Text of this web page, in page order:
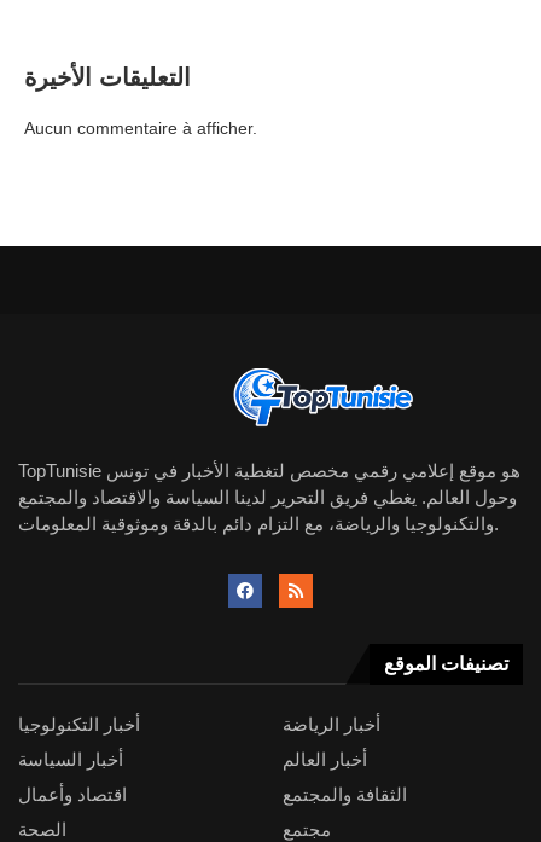
التعليقات الأخيرة
Aucun commentaire à afficher.
TopTunisie هو موقع إعلامي رقمي مخصص لتغطية الأخبار في تونس
وحول العالم. يغطي فريق التحرير لدينا السياسة والاقتصاد والمجتمع
والتكنولوجيا والرياضة، مع التزام دائم بالدقة وموثوقية المعلومات.
تصنيفات الموقع
أخبار التكنولوجيا
أخبار الرياضة
أخبار السياسة
أخبار العالم
اقتصاد وأعمال
الثقافة والمجتمع
الصحة
مجتمع